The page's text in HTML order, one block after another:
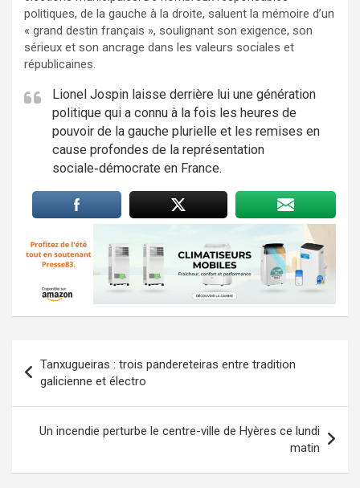
politiques, de la gauche à la droite, saluent la mémoire d’un
« grand destin français », soulignant son exigence, son
sérieux et son ancrage dans les valeurs sociales et
républicaines.
Lionel Jospin laisse derrière lui une génération
politique qui a connu à la fois les heures de
pouvoir de la gauche plurielle et les remises en
cause profondes de la représentation
sociale‑démocrate en France.
de
l’article
Tanxugueiras : trois pandereteiras entre tradition
galicienne et électro
Un incendie perturbe le centre-ville de Hyères ce lundi
matin